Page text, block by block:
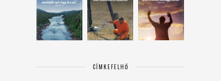
CÍMKEFELHŐ